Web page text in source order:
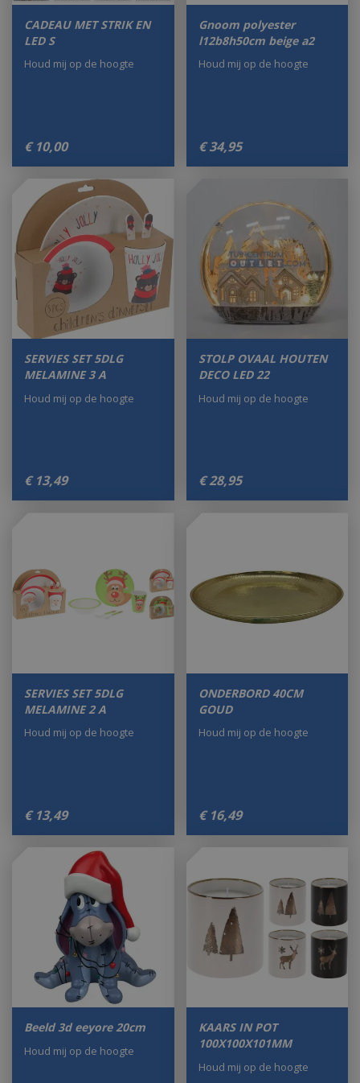
CADEAU MET STRIK EN
LED S
€ 10,00
Houd mij op de hoogte
Gnoom polyester
l12b8h50cm beige a2
€ 34,95
Houd mij op de hoogte
SERVIES SET 5DLG
MELAMINE 3 A
€ 13,49
Houd mij op de hoogte
STOLP OVAAL HOUTEN
DECO LED 22
€ 28,95
Houd mij op de hoogte
SERVIES SET 5DLG
MELAMINE 2 A
€ 13,49
Houd mij op de hoogte
ONDERBORD 40CM
GOUD
€ 16,49
Houd mij op de hoogte
Beeld 3d eeyore 20cm
Houd mij op de hoogte
KAARS IN POT
100X100X101MM
Houd mij op de hoogte